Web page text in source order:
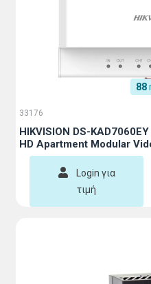
88
33176
HIKVISION DS-
HD Apartment Modular
Login για
τιμή